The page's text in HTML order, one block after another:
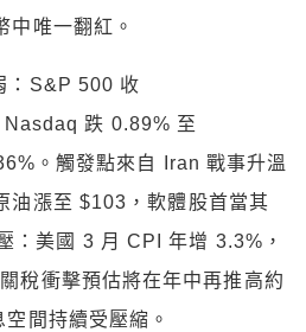
中唯一翻紅。
：S&P 500 收
跌 0.89% 至
。觸發點來自 Iran 戰事升溫
油漲至 $103，軟體股首當其
：美國 3 月 CPI 年增 3.3%，
稅衝擊預估將在年中再推高約
間持續受壓縮。